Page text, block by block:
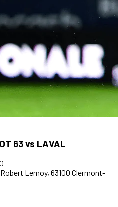
63 vs LAVAL
Lemoy, 63100 Clermont-